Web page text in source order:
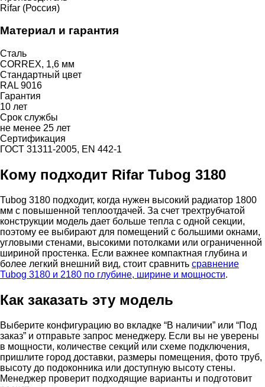
Rifar (Россия)
Материал и гарантия
Сталь
CORREX, 1,6 мм
Стандартный цвет
RAL 9016
Гарантия
10 лет
Срок службы
не менее 25 лет
Сертификация
ГОСТ 31311-2005, EN 442-1
Кому подходит Rifar Tubog 3180
Tubog 3180 подходит, когда нужен высокий радиатор 1800
мм с повышенной теплоотдачей. За счет трехтрубчатой
конструкции модель дает больше тепла с одной секции,
поэтому ее выбирают для помещений с большими окнами,
угловыми стенами, высокими потолками или ограниченной
шириной простенка. Если важнее компактная глубина и
более легкий внешний вид, стоит сравнить сравнение
Tubog 3180 и 2180 по глубине, ширине и мощности.
Как заказать эту модель
Выберите конфигурацию во вкладке “В наличии” или “Под
заказ” и отправьте запрос менеджеру. Если вы не уверены
в мощности, количестве секций или схеме подключения,
пришлите город доставки, размеры помещения, фото труб,
высоту до подоконника или доступную высоту стены.
Менеджер проверит подходящие варианты и подготовит